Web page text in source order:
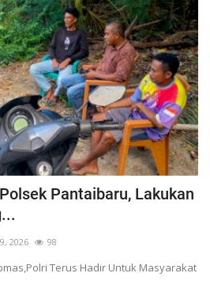
Pantaibaru, Lakukan
2026 98
Terus Hadir Untuk Masyarakat